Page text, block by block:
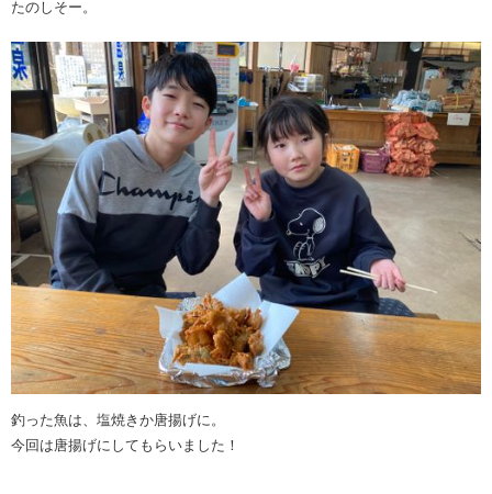
たのしそー。
釣った魚は、塩焼きか唐揚げに。
今回は唐揚げにしてもらいました！